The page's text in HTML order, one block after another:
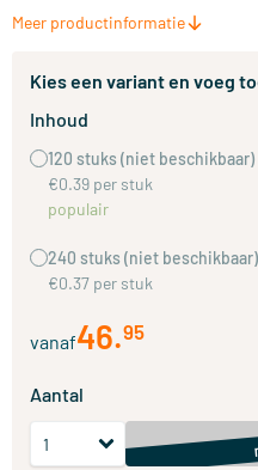
Meer productinformatie
Kies een variant en voeg
Inhoud
120 stuks (niet beschikbaar)
€0.39 per stuk
populair
240 stuks (niet beschikbaar)
€0.37 per stuk
vanaf46.95
Aantal